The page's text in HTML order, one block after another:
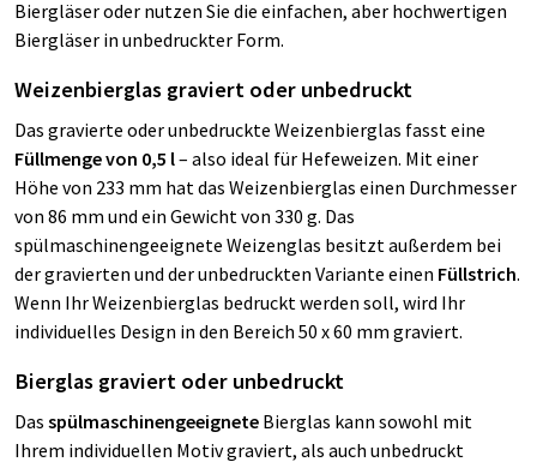
Biergläser oder nutzen Sie die einfachen, aber hochwertigen
Biergläser in unbedruckter Form.
Weizenbierglas graviert oder unbedruckt
Das gravierte oder unbedruckte Weizenbierglas fasst eine
Füllmenge von 0,5 l– also ideal für Hefeweizen. Mit einer
Höhe von 233 mm hat das Weizenbierglas einen Durchmesser
von 86 mm und ein Gewicht von 330 g. Das
spülmaschinengeeignete Weizenglas besitzt außerdem bei
der gravierten und der unbedruckten Variante einen Füllstrich.
Wenn Ihr Weizenbierglas bedruckt werden soll, wird Ihr
individuelles Design in den Bereich 50 x 60 mm graviert.
Bierglas graviert oder unbedruckt
Das spülmaschinengeeignete Bierglas kann sowohl mit
Ihrem individuellen Motiv graviert, als auch unbedruckt